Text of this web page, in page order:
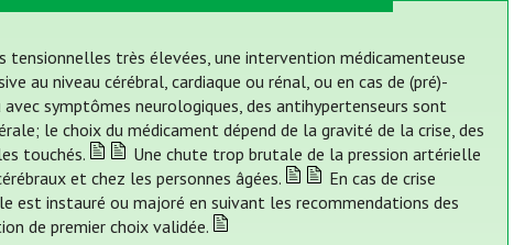
tensionnelles très élevées, une intervention médicamenteuse
au niveau cérébral, cardiaque ou rénal, ou en cas de (pré)-
symptômes neurologiques, des antihypertenseurs sont
le choix du médicament dépend de la gravité de la crise, des
touchés.
Une chute trop brutale de la pression artérielle
et chez les personnes âgées.
En cas de crise
est instauré ou majoré en suivant les recommendations des
de premier choix validée.